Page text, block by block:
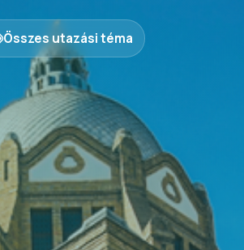
Összes utazási téma